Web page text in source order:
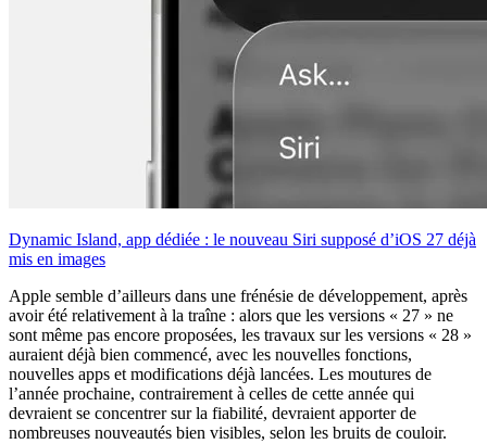
Dynamic Island, app dédiée : le nouveau Siri supposé d’iOS 27 déjà
mis en images
Apple semble d’ailleurs dans une frénésie de développement, après
avoir été relativement à la traîne : alors que les versions « 27 » ne
sont même pas encore proposées, les travaux sur les versions « 28 »
auraient déjà bien commencé, avec les nouvelles fonctions,
nouvelles apps et modifications déjà lancées. Les moutures de
l’année prochaine, contrairement à celles de cette année qui
devraient se concentrer sur la fiabilité, devraient apporter de
nombreuses nouveautés bien visibles, selon les bruits de couloir.